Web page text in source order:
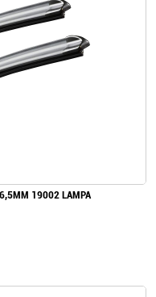
6,5MM 19002 LAMPA